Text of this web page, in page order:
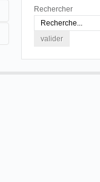
Rechercher